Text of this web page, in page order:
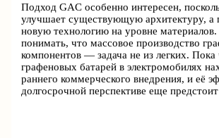
Подход GAC особенно интересен,
улучшает существующую архитектуру, а
новую технологию на уровне
понимать, что массовое производство
компонентов — задача не из легких. Пока
графеновых батарей в электромобилях
раннего коммерческого внедрения, и её
долгосрочной перспективе еще предстоит